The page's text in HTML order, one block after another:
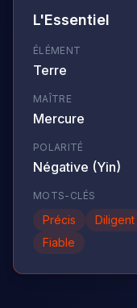
L'Essentiel
ÉLÉMENT
Terre
MAÎTRE
Mercure
POLARITÉ
Négative (Yin)
MOTS-CLÉS
Précis Diligent
Fiable